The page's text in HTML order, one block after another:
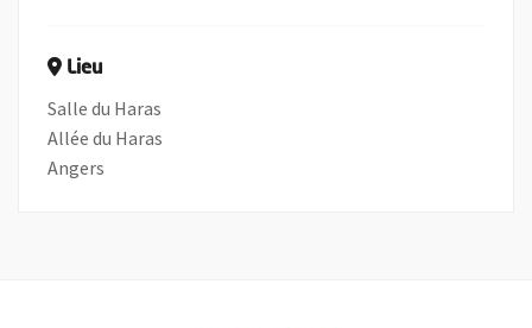
Lieu
Salle du Haras
Allée du Haras
Angers